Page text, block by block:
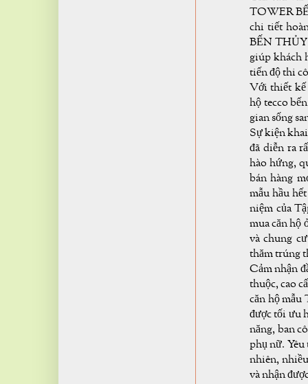
TOWER
chi tiết
BẾN THỦY
giúp khách
tiến độ thi
Với thiết kế
hộ tecco
gian sống
Sự kiện
đã diễn ra
hào hứng,
bán hàng
mẫu hầu
niệm của
mua căn hộ
và chung
thăm trúng
Cảm nhận
thuộc, cao
căn hộ
được tối ưu
năng, ban
phụ nữ.
nhiên,
và nhận